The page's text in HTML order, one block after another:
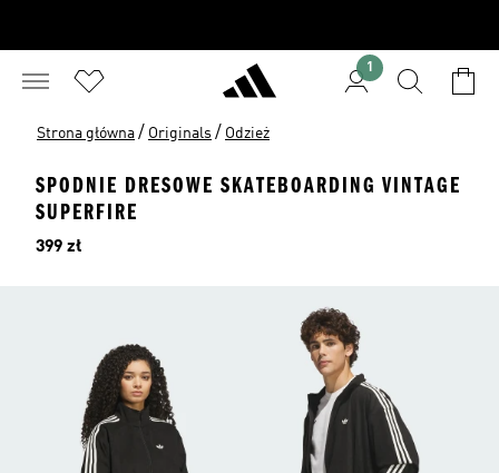
1
Strona główna / Originals / Odzież
SPODNIE DRESOWE SKATEBOARDING VINTAGE
SUPERFIRE
Cena
399 zł